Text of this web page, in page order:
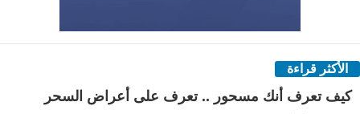
الأكثر قراءة
كيف تعرف أنك مسحور .. تعرف على أعراض السحر